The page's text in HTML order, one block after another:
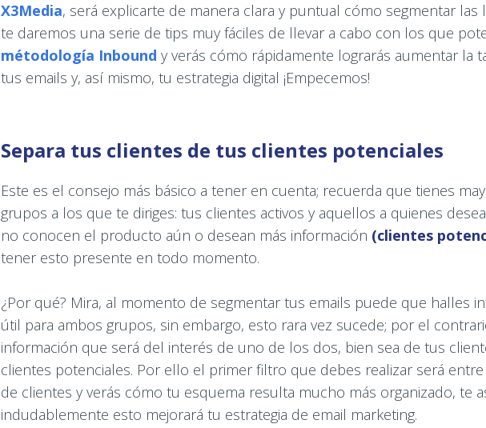
X3Media, será explicarte de manera clara y puntual cómo segmentar las
te daremos una serie de tips muy fáciles de llevar a cabo con los que
métodología Inbound y verás cómo rápidamente lograrás aumentar la
tus emails y, así mismo, tu estrategia digital ¡Empecemos!
Separa tus clientes de tus clientes potenciales
Este es el consejo más básico a tener en cuenta; recuerda que tienes
grupos a los que te diriges: tus clientes activos y aquellos a quienes
no conocen el producto aún o desean más información (clientes
tener esto presente en todo momento.
¿Por qué? Mira, al momento de segmentar tus emails puede que halles
útil para ambos grupos, sin embargo, esto rara vez sucede; por el
información que será del interés de uno de los dos, bien sea de tus
clientes potenciales. Por ello el primer filtro que debes realizar será
de clientes y verás cómo tu esquema resulta mucho más organizado, te
indudablemente esto mejorará tu estrategia de email marketing.